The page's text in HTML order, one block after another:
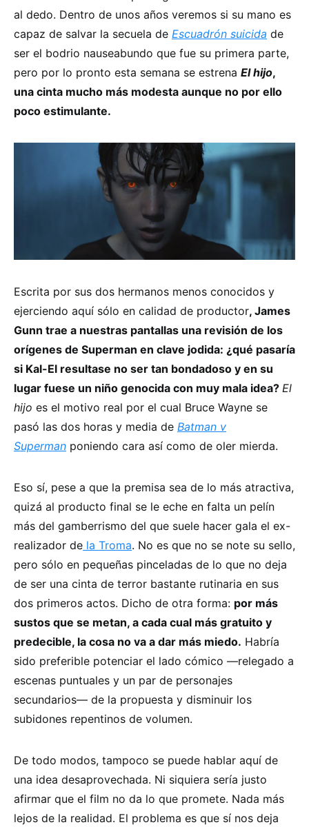
al dedo. Dentro de unos años veremos si su mano es
capaz de salvar la secuela de Escuadrón suicida de
ser el bodrio nauseabundo que fue su primera parte,
pero por lo pronto esta semana se estrena El hijo,
una cinta mucho más modesta aunque no por ello
poco estimulante.
Escrita por sus dos hermanos menos conocidos y
ejerciendo aquí sólo en calidad de productor, James
Gunn trae a nuestras pantallas una revisión de los
orígenes de Superman en clave jodida: ¿qué pasaría
si Kal-El resultase no ser tan bondadoso y en su
lugar fuese un niño genocida con muy mala idea? El
hijo es el motivo real por el cual Bruce Wayne se
pasó las dos horas y media de Batman v
Superman poniendo cara así como de oler mierda.
Eso sí, pese a que la premisa sea de lo más atractiva,
quizá al producto final se le eche en falta un pelín
más del gamberrismo del que suele hacer gala el ex-
realizador de la Troma. No es que no se note su sello,
pero sólo en pequeñas pinceladas de lo que no deja
de ser una cinta de terror bastante rutinaria en sus
dos primeros actos. Dicho de otra forma: por más
sustos que se metan, a cada cual más gratuito y
predecible, la cosa no va a dar más miedo. Habría
sido preferible potenciar el lado cómico —relegado a
escenas puntuales y un par de personajes
secundarios— de la propuesta y disminuir los
subidones repentinos de volumen.
De todo modos, tampoco se puede hablar aquí de
una idea desaprovechada. Ni siquiera sería justo
afirmar que el film no da lo que promete. Nada más
lejos de la realidad. El problema es que sí nos deja